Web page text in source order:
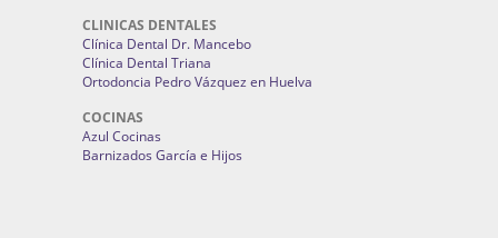
CLINICAS DENTALES
Clínica Dental Dr. Mancebo
Clínica Dental Triana
Ortodoncia Pedro Vázquez en Huelva
COCINAS
Azul Cocinas
Barnizados García e Hijos